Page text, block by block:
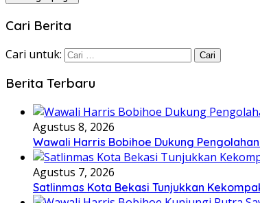
Cari Berita
Cari untuk:
Berita Terbaru
Agustus 8, 2026
Wawali Harris Bobihoe Dukung
Agustus 7, 2026
Satlinmas Kota Bekasi Tunjukkan